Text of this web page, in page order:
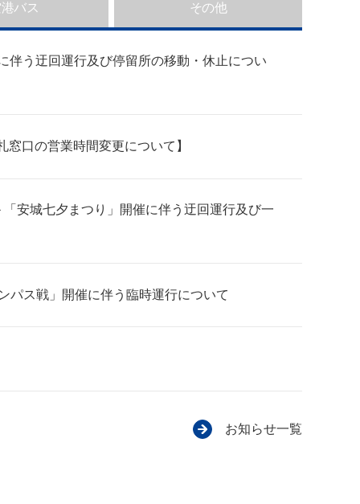
バス その他
伴う迂回運行及び停留所の移動・休止につい
口の営業時間変更について】
安城七夕まつり」開催に伴う迂回運行及び一
パス戦」開催に伴う臨時運行について
お知らせ一覧